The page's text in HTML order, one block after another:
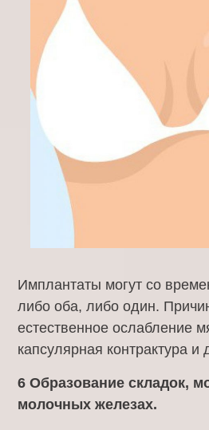
Имплантаты могут со
либо оба, либо один.
естественное ослабление
капсулярная контрактура и
6 Образование складок,
молочных железах.